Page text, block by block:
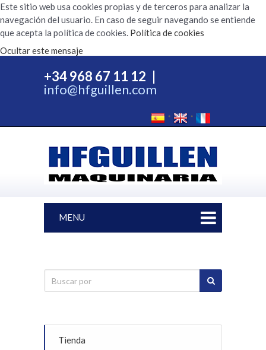
Este sitio web usa cookies propias y de terceros para analizar la
navegación del usuario. En caso de seguir navegando se entiende
que acepta la política de cookies. Política de cookies
Ocultar este mensaje
+34 968 67 11 12
info@hfguillen.com
MENU
Tienda